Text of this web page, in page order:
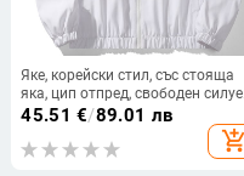
Яке, корейски стил, със стояща
яка, цип отпред, свободен
износоустойчив и
45.51 €/89.01 лв
add_shopping_cart